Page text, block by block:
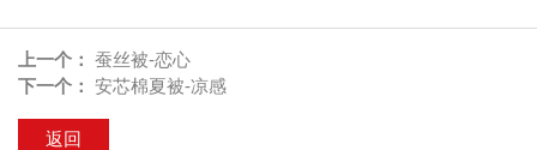
上一个：蚕丝被-恋心
下一个：安芯棉夏被-凉感
返回